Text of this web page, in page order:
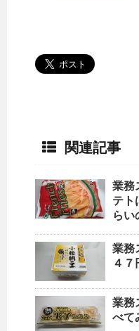
関連記事
業務
テト
らい
業務
４７
業務
べて